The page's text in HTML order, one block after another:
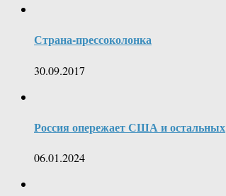
Страна-прессоколонка
30.09.2017
Россия опережает США и остальных
06.01.2024